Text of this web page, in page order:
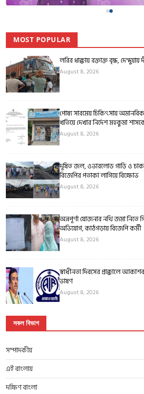
MOST POPULAR
লরির ধাক্কায় রক্তাক্ত বৃদ্ধ,
August 8, 2026
পোষ্য সারমেয় চিকিৎসায়
খতিয়ে দেখার নির্দেশ মহকুমা
August 8, 2026
দূষিত জল, ওভারলোড গাড়ি ও
বিজেপির পতাকা লাগিয়ে বিক্ষোভ
August 8, 2026
অন্নপূর্ণা যোজনার নথি জমা নিতে
অভিযোগ, কাঠগড়ায় বিজেপি কর্মী
August 8, 2026
স্বাধীনতা দিবসের প্রাক্কালে
ভাষণ
August 8, 2026
সকল বিভাগ
সম্পাদকীয়
এই বাংলায়
দক্ষিণ বাংলা